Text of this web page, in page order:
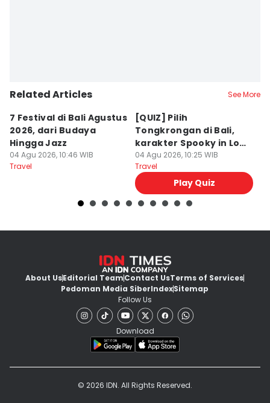
Related Articles See More
7 Festival di Bali Agustus
2026, dari Budaya
Hingga Jazz
04 Agu 2026, 10:46 WIB
Travel
[QUIZ] Pilih
Tongkrongan di Bali,
karakter Spooky in Love
Ini Mirip Kamu
04 Agu 2026, 10:25 WIB
Travel
Play Quiz
About UsEditorial TeamContact UsTerms of Services
Pedoman Media SiberIndexSitemap
Follow Us
Download
© 2026 IDN. All Rights Reserved.